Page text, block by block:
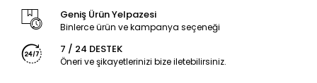
Geniş Ürün Yelpazesi
Binlerce ürün ve kampanya seçeneği
7 / 24 DESTEK
Öneri ve şikayetlerinizi bize iletebilirsiniz.